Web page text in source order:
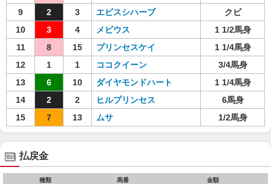
9
2 3 エビスシハーブ
クビ
10
3 4 メビウス
1 1/2馬身
11
8 15 プリンセスケイ
1 1/4馬身
12
1 1 ココクイーン
3/4馬身
13
6 10 ダイヤモンドハート
1 1/4馬身
14
2 2 ヒルプリンセス
6馬身
15
7 13 ムサ 1/2馬身
払戻金
種類 馬番 金額